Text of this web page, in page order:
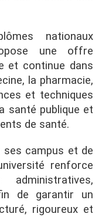
nationaux
une offre
et continue dans
la pharmacie,
et techniques
santé publique et
de santé.
ses campus et de
renforce
de garantir un
rigoureux et